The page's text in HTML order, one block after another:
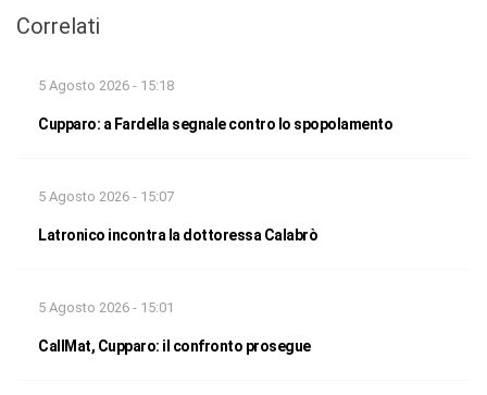
Correlati
5 Agosto 2026 - 15:18
Cupparo: a Fardella segnale contro lo spopolamento
5 Agosto 2026 - 15:07
Latronico incontra la dottoressa Calabrò
5 Agosto 2026 - 15:01
CallMat, Cupparo: il confronto prosegue